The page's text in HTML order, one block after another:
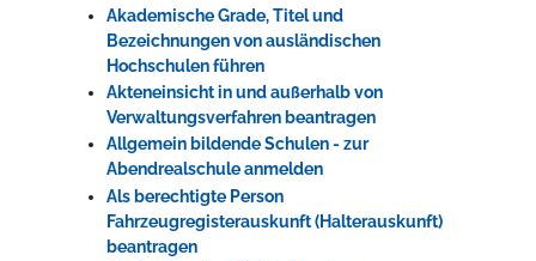
Akademische Grade, Titel und
Bezeichnungen von ausländischen
Hochschulen führen
Akteneinsicht in und außerhalb von
Verwaltungsverfahren beantragen
Allgemein bildende Schulen - zur
Abendrealschule anmelden
Als berechtigte Person
Fahrzeugregisterauskunft (Halterauskunft)
beantragen